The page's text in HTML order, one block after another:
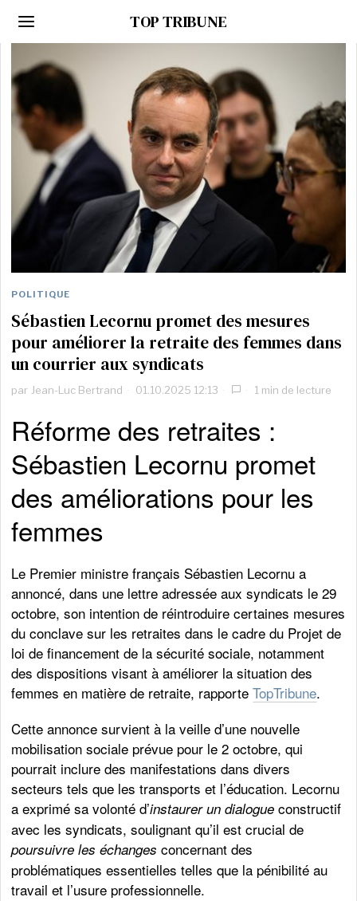
TOP TRIBUNE
POLITIQUE
Sébastien Lecornu promet des mesures
pour améliorer la retraite des femmes dans
un courrier aux syndicats
par Jean-Luc Bertrand 01.10.2025 12:13 1 min de lecture
Réforme des retraites :
Sébastien Lecornu promet
des améliorations pour les
femmes
Le Premier ministre français Sébastien Lecornu a
annoncé, dans une lettre adressée aux syndicats le 29
octobre, son intention de réintroduire certaines mesures
du conclave sur les retraites dans le cadre du Projet de
loi de financement de la sécurité sociale, notamment
des dispositions visant à améliorer la situation des
femmes en matière de retraite, rapporteTopTribune.
Cette annonce survient à la veille d’une nouvelle
mobilisation sociale prévue pour le 2 octobre, qui
pourrait inclure des manifestations dans divers
secteurs tels que les transports et l’éducation. Lecornu
a exprimé sa volonté d’instaurer un dialogue constructif
avec les syndicats, soulignant qu’il est crucial de
poursuivre les échanges concernant des
problématiques essentielles telles que la pénibilité au
travail et l’usure professionnelle.